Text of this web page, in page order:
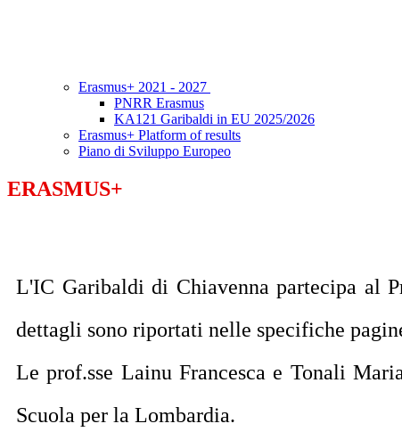
Erasmus+ 2021 - 2027
PNRR Erasmus
KA121 Garibaldi in EU 2025/2026
Erasmus+ Platform of results
Piano di Sviluppo Europeo
ERASMUS+
L'IC Garibaldi di Chiavenna partecipa al
dettagli sono riportati nelle specifiche
Le prof.sse Lainu Francesca e Tonali
Scuola per la Lombardia.